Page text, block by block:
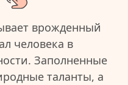
врожденный
человека в
Заполненные
таланты, а